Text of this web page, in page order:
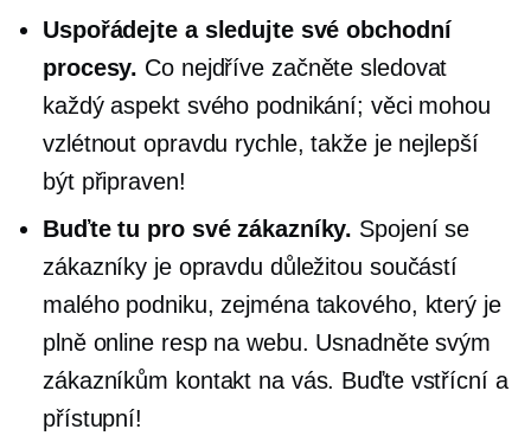
Uspořádejte a sledujte své obchodní
procesy. Co nejdříve začněte sledovat
každý aspekt svého podnikání; věci mohou
vzlétnout opravdu rychle, takže je nejlepší
být připraven!
Buďte tu pro své zákazníky. Spojení se
zákazníky je opravdu důležitou součástí
malého podniku, zejména takového, který je
plně online resp na webu. Usnadněte svým
zákazníkům kontakt na vás. Buďte vstřícní a
přístupní!